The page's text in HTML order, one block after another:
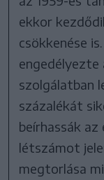
ekkor
csökkenése
engedélyezte
szolgálatban
százalékát
beírhassák
létszámot
megtorlása